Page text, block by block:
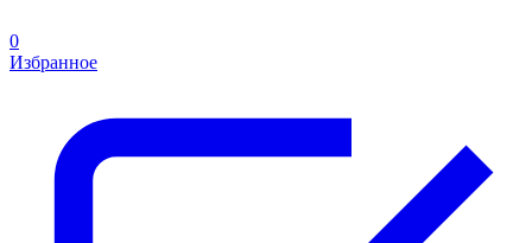
0
Избранное